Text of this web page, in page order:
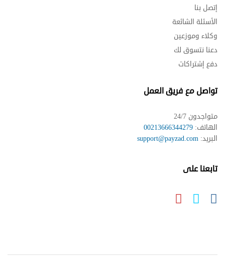
إتصل بنا
الأسئلة الشائعة
وكلاء وموزعين
دعنا نتسوق لك
دفع إشتراكات
تواصل مع فريق العمل
متواجدون 24/7
الهاتف: 00213666344279
البريد: support@payzad.com
تابعنا على